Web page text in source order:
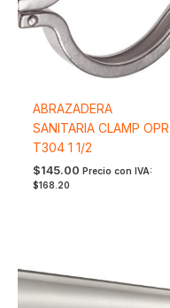
ABRAZADERA
SANITARIA CLAMP OPR
T304 1 1/2
$145.00 Precio con IVA:
$168.20